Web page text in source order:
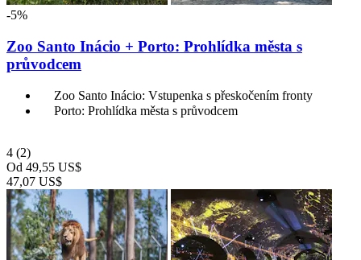
-5%
Zoo Santo Inácio + Porto: Prohlídka města s
průvodcem
Zoo Santo Inácio: Vstupenka s přeskočením fronty
Porto: Prohlídka města s průvodcem
4 (2)
Od 49,55 US$
47,07 US$